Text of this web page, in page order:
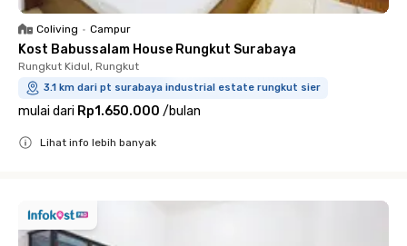
Coliving • Campur
Kost Babussalam House Rungkut Surabaya
Rungkut Kidul, Rungkut
3.1 km dari pt surabaya industrial estate rungkut sier
mulai dari Rp1.650.000 /bulan
Lihat info lebih banyak